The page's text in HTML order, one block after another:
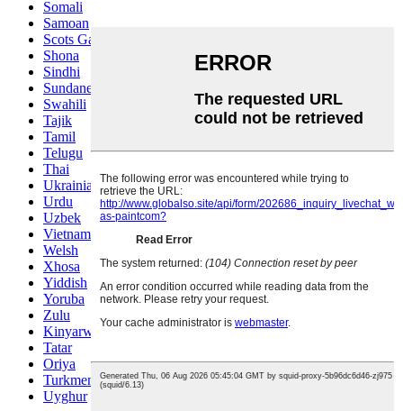
Somali
Samoan
Scots Gaelic
Shona
Sindhi
Sundanese
Swahili
Tajik
Tamil
Telugu
Thai
Ukrainian
Urdu
Uzbek
Vietnamese
Welsh
Xhosa
Yiddish
Yoruba
Zulu
Kinyarwanda
Tatar
Oriya
Turkmen
Uyghur